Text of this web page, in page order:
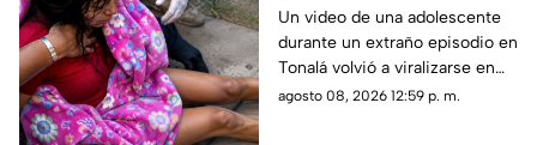
bomberos llegaron
auxiliarla ¿Qué es lo
que ocurrió?
Un video de una adolescente
durante un extraño episodio en
Tonalá volvió a viralizarse en
TikTok, aunque las
agosto 08, 2026 12:59 p. m.